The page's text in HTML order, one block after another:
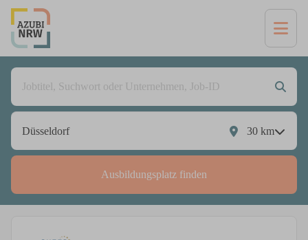
30 km
Ausbildungsplatz finden